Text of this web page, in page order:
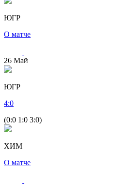
ЮГР
О матче
26 Май
ЮГР
4:0
(0:0 1:0 3:0)
ХИМ
О матче